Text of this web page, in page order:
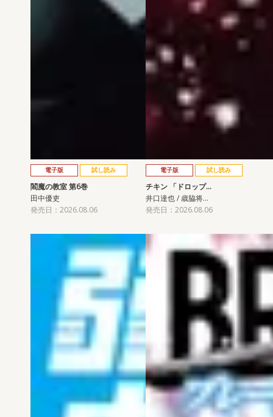
電子版 試し読み
閻魔の教室 第6巻
田中優吏
発売日：2026.08.06
電子版 試し読み
チキン 「ドロップ…
井口達也 / 歳脇将…
発売日：2026.08.06